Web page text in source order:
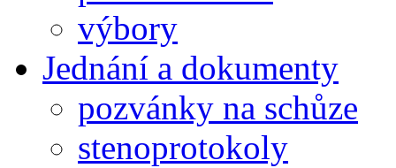
výbory
Jednání a dokumenty
pozvánky na schůze
stenoprotokoly